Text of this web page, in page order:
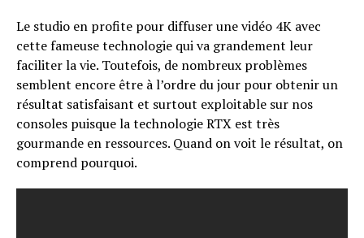
Le studio en profite pour diffuser une vidéo 4K avec
cette fameuse technologie qui va grandement leur
faciliter la vie. Toutefois, de nombreux problèmes
semblent encore être à l’ordre du jour pour obtenir un
résultat satisfaisant et surtout exploitable sur nos
consoles puisque la technologie RTX est très
gourmande en ressources. Quand on voit le résultat, on
comprend pourquoi.